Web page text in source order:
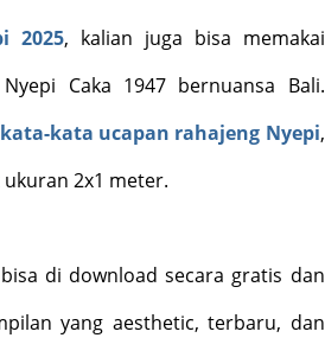
2025, kalian juga bisa memakai
Caka 1947 bernuansa Bali.
kata-kata ucapan rahajeng Nyepi,
ukuran 2x1 meter.
di download secara gratis dan
yang aesthetic, terbaru, dan